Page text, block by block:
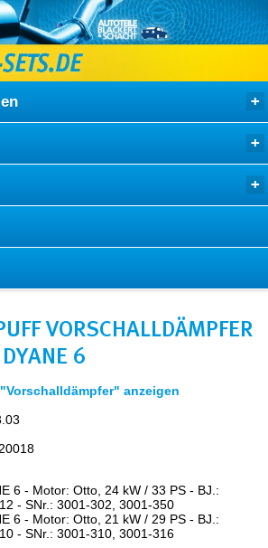
VORSCHALLDÄMPFER
6
anzeigen
6 - Motor: Otto, 24 kW / 33 PS - BJ.:
- SNr.: 3001-302, 3001-350
6 - Motor: Otto, 21 kW / 29 PS - BJ.:
- SNr.: 3001-310, 3001-316